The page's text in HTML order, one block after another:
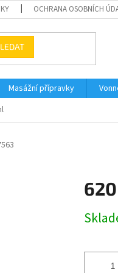
OCHRANA OSOBNÍCH
Masážní přípravky
cena: